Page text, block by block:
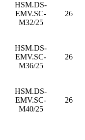
HSM.DS-
EMV.SC-
M32/25
26
HSM.DS-
EMV.SC-
M36/25
26
HSM.DS-
EMV.SC-
M40/25
26